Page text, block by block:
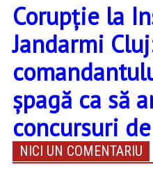
Corupție la
Jandarmi
șpagă ca să
concursuri
NICI UN COMENTARIU